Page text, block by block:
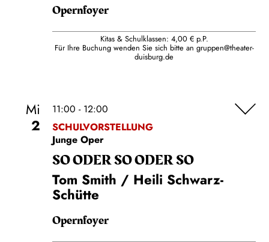
Opernfoyer
Kitas & Schulklassen: 4,00 € p.P.
Für Ihre Buchung wenden Sie sich bitte an gruppen@theater-
duisburg.de
Mi
2
11:00 - 12:00
SCHULVORSTELLUNG
Junge Oper
SO ODER SO ODER SO
Tom Smith / Heili Schwarz-
Schütte
Opernfoyer